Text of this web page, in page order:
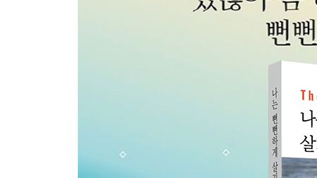
16. 나로 있을 수 없다면 인생이 아니다